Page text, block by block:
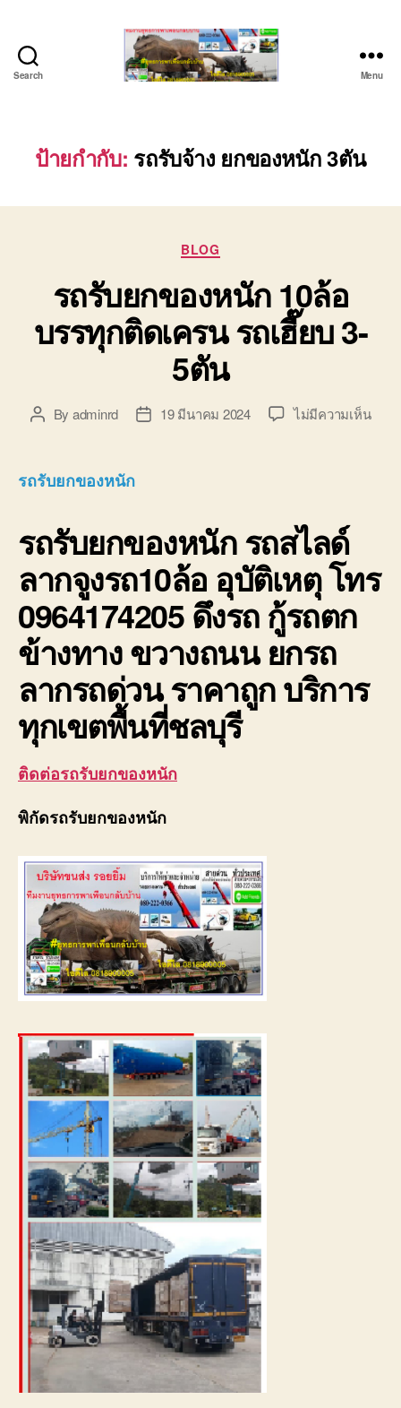
Search
ยก
ของ
ติดต่อ
0640711613,
Menu
ป้ายกำกับ: รถรับจ้าง ยกของหนัก 3ตัน
Categories
BLOG
รถรับยกของหนัก 10ล้อ
บรรทุกติดเครน รถเฮี๊ยบ 3-
5ตัน
PostBy adminrd
Post19 มีนาคม 2024 ไม่มีความเห็นบน
ติด
เครน
รถรับยกของหนัก
รถรับยกของหนักรถสไลด์
ลากจูงรถ10ล้อ อุบัติเหตุ โทร
0964174205 ดึงรถ กู้รถตก
ข้างทาง ขวางถนน ยกรถ
ลากรถด่วน ราคาถูก บริการ
ทุกเขตพื้นที่ชลบุรี
ติดต่อรถรับยกของหนัก
พิกัดรถรับยกของหนัก